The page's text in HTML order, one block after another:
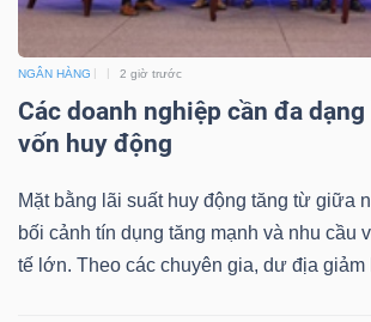
NGÂN HÀNG 2 giờ trước
Các doanh nghiệp cần đa
vốn huy động
Mặt bằng lãi suất huy động tăng từ giữa
bối cảnh tín dụng tăng mạnh và nhu cầu
tế lớn. Theo các chuyên gia, dư địa giảm
tạo
Sách